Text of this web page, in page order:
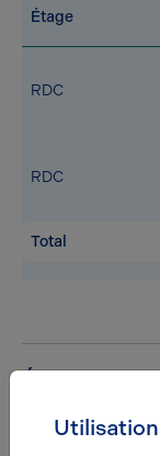
Étage
RDC
RDC
Total
Énergie
B C